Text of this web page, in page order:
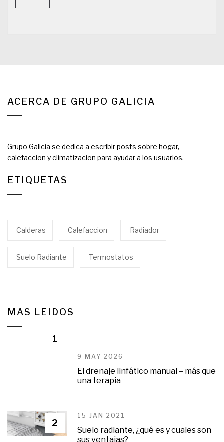
ACERCA DE GRUPO GALICIA
Grupo Galicia se dedica a escribir posts sobre hogar,
calefaccion y climatizacion para ayudar a los usuarios.
ETIQUETAS
Calderas Calefaccion Radiador
Suelo Radiante Termostatos
MAS LEIDOS
1
9 MAY 2026
El drenaje linfático manual – más que
una terapia
2
15 JAN 2021
Suelo radiante, ¿qué es y cuales son
sus ventajas?